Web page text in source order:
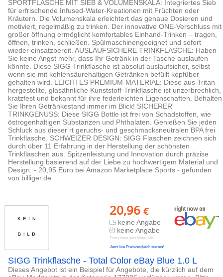
SPORTFLASCHE MIT SIEB & VOLUMENSKALA: Integriertes Sieb
für erfrischende Infused-Water-Kreationen mit Früchten oder
Kräutern. Die Volumenskala erleichtert das genaue Dosieren und
motiviert, regelmäßig zu trinken. Der innovative ONE-Verschluss mit
großer öffnung ermöglicht komfortables Einhand-Trinken – tragen,
öffnen, trinken, schließen. Spülmaschinengeeignet und sofort
wieder einsatzbereit. AUSLAUFSICHERE TRINKFLASCHE: Haben
Sie keine Angst mehr, dass Ihr Getränk in der Tasche auslaufen
könnte. Diese SIGG Trinkflasche ist absolut auslaufsicher, selbst
wenn sie mit kohlensäurehaltigen Getränken befüllt kopfüber
gehalten wird. LEICHTES PREMIUM-MATERIAL: Diese aus Tritan
hergestellte, glasähnliche Kunststoff-Trinkflasche ist unzerbrechlich,
kratzfest und bekannt für ihre federleichten Eigenschaften. Behalten
Sie Ihren Getränkestand immer im Blick! SICHERER
TRINKGENUSS: Diese SIGG Bottle ist frei von Schadstoffen, wie
östrogenhaltigen Substanzen und Phthalaten. Genießen Sie jeden
Schluck aus dieser rt geruchs- und geschmacksneutralen BPA frei
Trinkflasche. SCHWEIZER DESIGN: SIGG Flaschen zeichnen sich
durch über 11 Erfahrung in der Herstellung der schönsten
Trinkflaschen aus. Spitzenleistung und Innovation durch präzise
Herstellung basierend auf der Liebe zu hochwertigem Material und
Design. - 20,95 Euro bei Amazon Marketplace Sports - gefunden
von billiger.de
20,96 €
keine Angabe
keine Angabe
Preis kann jetzt höher sein
Jetzt live Preisvergleich starten!
SIGG Trinkflasche - Total Color eBay Blue 1.0 L
Dieses Angebot ist ein Beispiel für Angebote, die kürzlich auf dem